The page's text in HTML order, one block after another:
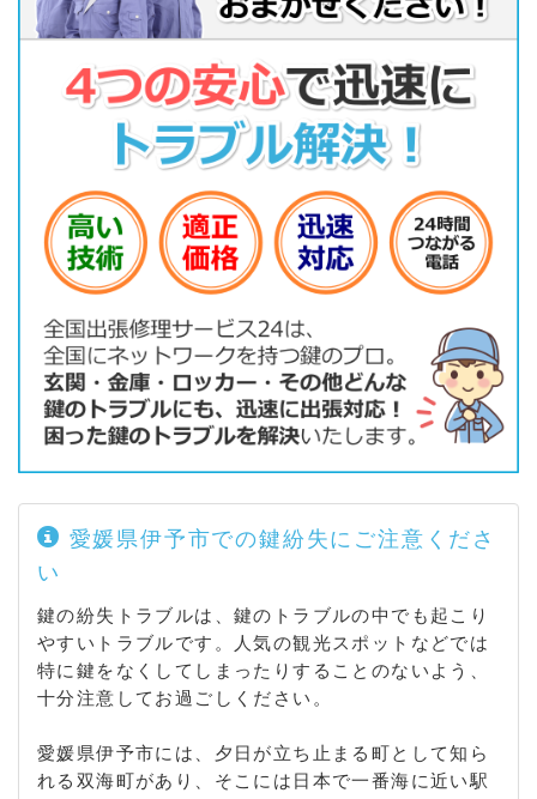
愛媛県伊予市での鍵紛失にご注意くださ
い
鍵の紛失トラブルは、鍵のトラブルの中でも起こり
やすいトラブルです。人気の観光スポットなどでは
特に鍵をなくしてしまったりすることのないよう、
十分注意してお過ごしください。
愛媛県伊予市には、夕日が立ち止まる町として知ら
れる双海町があり、そこには日本で一番海に近い駅